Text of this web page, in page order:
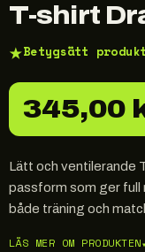
T-shirt
★Betygsätt
345,00
Lätt och ventilerande
passform som ger full
både träning och
LÄS MER OM PRODUKTEN▾